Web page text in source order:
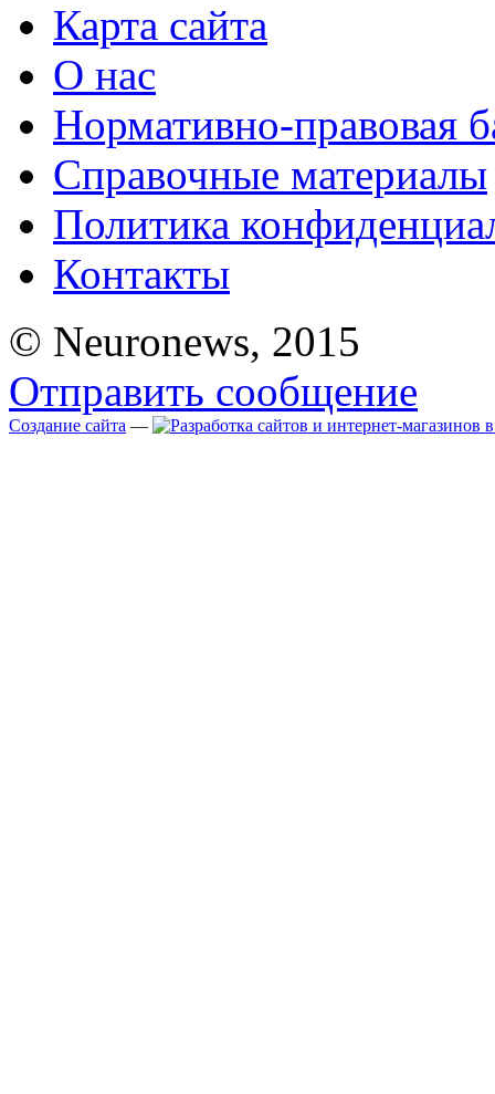
Карта сайта
О нас
Нормативно-правовая
Справочные материалы
Политика
Контакты
© Neuronews, 2015
Отправить сообщение
Создание сайта —